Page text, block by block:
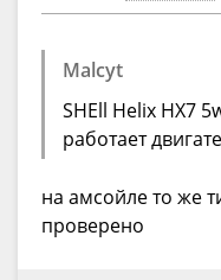
Malcyt
SHEll Helix HX7
работает
на амсойле то же
проверено